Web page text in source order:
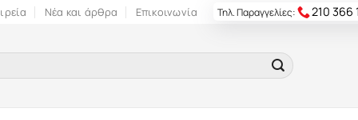
Νέα και άρθρα Επικοινωνία Τηλ. Παραγγελίες: 210 366